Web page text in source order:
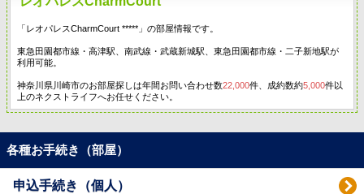
「レオパレスCharmCourt *****」の部屋情報です。
東急田園都市線・高津駅、南武線・武蔵新城駅、東急田園都市線・二子新地駅が
利用可能。
神奈川県川崎市のお部屋探しは年間お問い合わせ数22,000件、成約数約5,000件以
上のネクストライフへお任せください。
各種お手続き（部屋）
申込手続き（個人）